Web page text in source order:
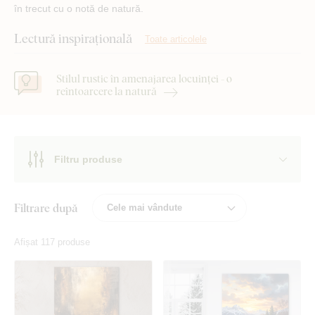
în trecut cu o notă de natură.
Lectură inspirațională Toate articolele
Stilul rustic în amenajarea locuinței - o
reîntoarcere la natură
Filtru produse
Filtrare după
Afișat 117 produse